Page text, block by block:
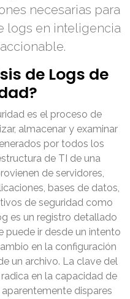
necesarias para
logs en inteligencia
de Logs de
es el proceso de
almacenar y examinar
por todos los
de TI de una
de servidores,
bases de datos,
de seguridad como
es un registro detallado
puede ir desde un intento
en la configuración
un archivo. La clave del
en la capacidad de
dispares